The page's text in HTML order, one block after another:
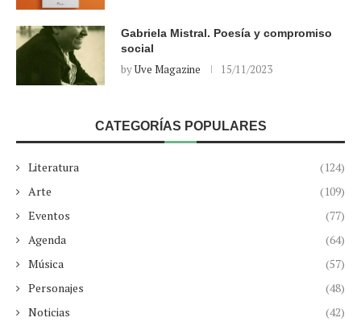
Gabriela Mistral. Poesía y compromiso
social
byUve Magazine 15/11/2023
CATEGORÍAS POPULARES
Literatura
(124)
Arte
(109)
Eventos
(77)
Agenda
(64)
Música
(57)
Personajes
(48)
Noticias
(42)